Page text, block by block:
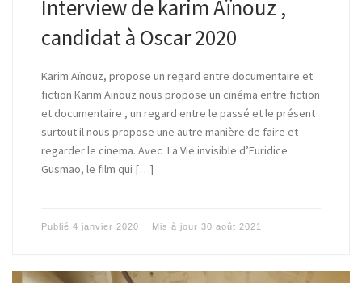
Interview de karim Aïnouz ,
candidat à Oscar 2020
Karim Aïnouz, propose un regard entre documentaire et
fiction Karim Ainouz nous propose un cinéma entre fiction
et documentaire , un regard entre le passé et le présent
surtout il nous propose une autre manière de faire et
regarder le cinema. Avec La Vie invisible d’Euridice
Gusmao, le film qui […]
Publié 4 janvier 2020 Mis à jour 30 août 2021